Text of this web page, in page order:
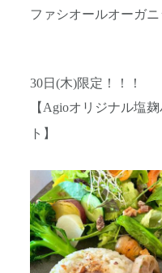
ファシオールオーガ
30日(木)限定！！！
【Agioオリジナル塩
ト】